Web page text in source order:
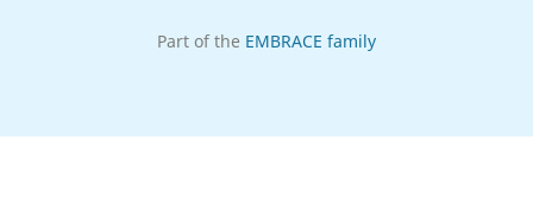
Part of the EMBRACE family